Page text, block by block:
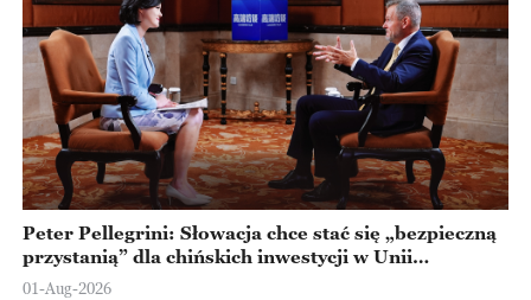
Peter Pellegrini: Słowacja chce stać się „bezpieczną
przystanią” dla chińskich inwestycji w Unii
Europejskiej
01-Aug-2026